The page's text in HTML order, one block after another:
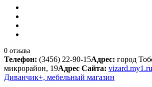
0 отзыва
Телефон: (3456) 22-90-15Адрес: город
микрорайон, 19Адрес Сайта: vizard.my1.ru
Диванчик+, мебельный магазин